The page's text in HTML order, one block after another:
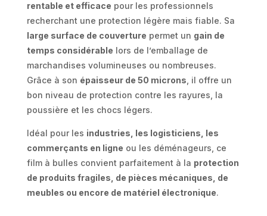
rentable et efficace pour les professionnels
recherchant une protection légère mais fiable. Sa
large surface de couverture permet un gain de
temps considérable lors de l’emballage de
marchandises volumineuses ou nombreuses.
Grâce à son épaisseur de 50 microns , il offre un
bon niveau de protection contre les rayures, la
poussière et les chocs légers.
Idéal pour les industries, les logisticiens, les
commerçants en ligne ou les déménageurs, ce
film à bulles convient parfaitement à la protection
de produits fragiles, de pièces mécaniques, de
meubles ou encore de matériel électronique.